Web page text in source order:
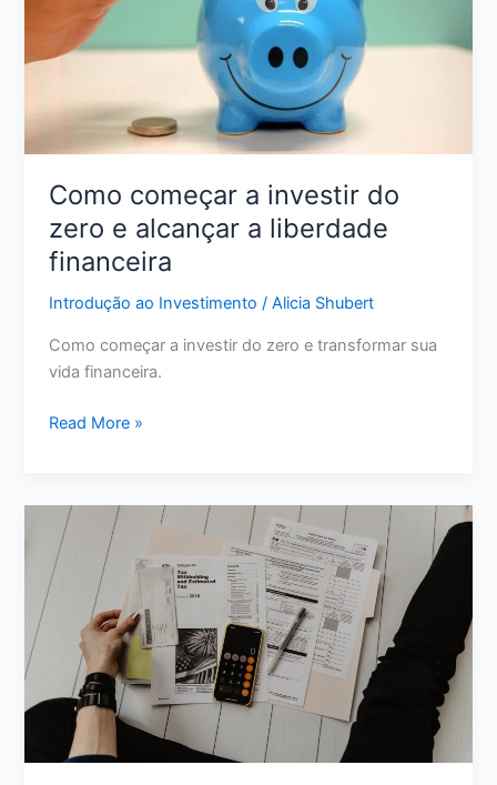
Passo
para
Sair
Caos
Como começar a investir do
zero e alcançar a liberdade
financeira
Introdução ao Investimento /Alicia Shubert
Como começar a investir do zero e transformar sua
vida financeira.
Como
investir
do
zero
e
alcançar
liberdade
financeira
Read More »